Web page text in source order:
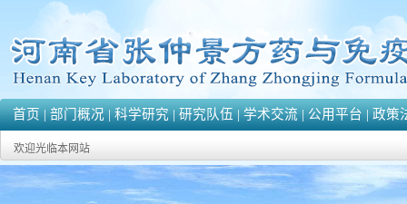
首页|部门概况|科学研究|研究队伍|学术交流|公用平台|政策
欢迎光临本网站